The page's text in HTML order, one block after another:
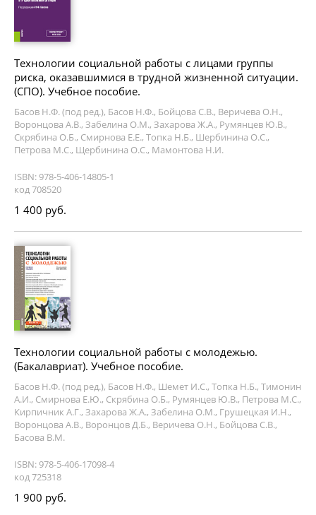
Технологии социальной работы с лицами группы
риска, оказавшимися в трудной жизненной ситуации.
(СПО). Учебное пособие.
Басов Н.Ф. (под ред.), Басов Н.Ф., Бойцова С.В., Веричева О.Н.,
Воронцова А.В., Забелина О.М., Захарова Ж.А., Румянцев Ю.В.,
Скрябина О.Б., Смирнова Е.Е., Топка Н.Б., Шербинина О.С.,
Петрова М.С., Щербинина О.С., Мамонтова Н.И.
ISBN: 978-5-406-14805-1
код 708520
1 400 руб.
Технологии социальной работы с молодежью.
(Бакалавриат). Учебное пособие.
Басов Н.Ф. (под ред.), Басов Н.Ф., Шемет И.С., Топка Н.Б., Тимонин
А.И., Смирнова Е.Ю., Скрябина О.Б., Румянцев Ю.В., Петрова М.С.,
Кирпичник А.Г., Захарова Ж.А., Забелина О.М., Грушецкая И.Н.,
Воронцова А.В., Воронцов Д.Б., Веричева О.Н., Бойцова С.В.,
Басова В.М.
ISBN: 978-5-406-17098-4
код 725318
1 900 руб.